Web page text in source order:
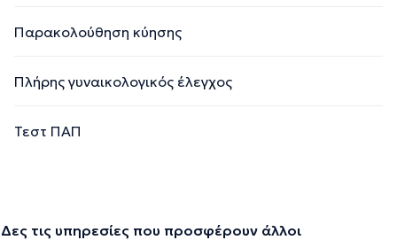
Παρακολούθηση κύησης
Πλήρης γυναικολογικός έλεγχος
Τεστ ΠΑΠ
Δες τις υπηρεσίες που προσφέρουν άλλοι